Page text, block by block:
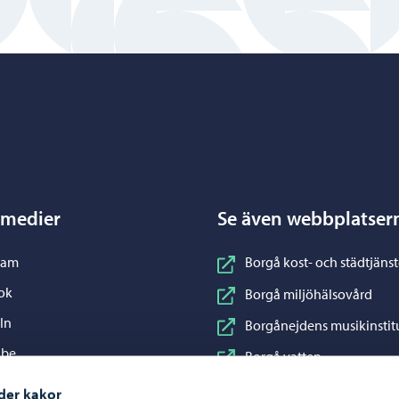
kakor
Se även
Borgå kost- och
Borgå miljöhälsovård
Borgånejdens
Borgå vatten